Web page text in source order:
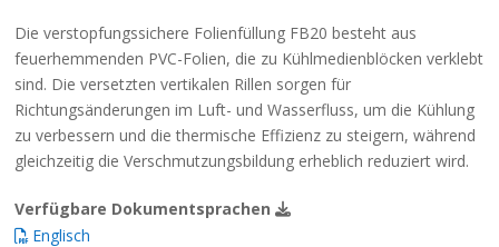
Die verstopfungssichere Folienfüllung FB20 besteht aus
feuerhemmenden PVC-Folien, die zu Kühlmedienblöcken verklebt
sind. Die versetzten vertikalen Rillen sorgen für
Richtungsänderungen im Luft- und Wasserfluss, um die Kühlung
zu verbessern und die thermische Effizienz zu steigern, während
gleichzeitig die Verschmutzungsbildung erheblich reduziert wird.
Verfügbare Dokumentsprachen
Englisch